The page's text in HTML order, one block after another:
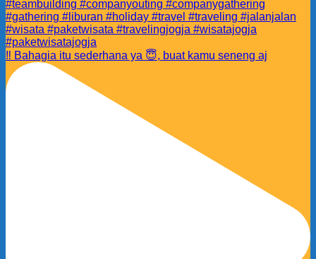
‼️ Bahagia itu sederhana ya 😇, buat kamu seneng aj